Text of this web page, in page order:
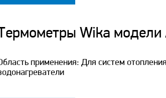
Wika модели
применения: Для систем